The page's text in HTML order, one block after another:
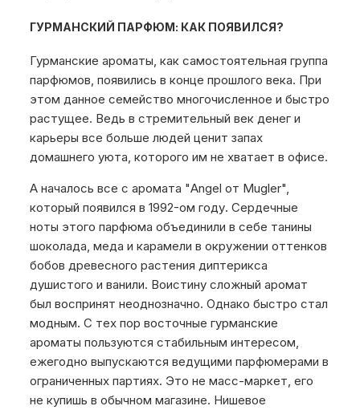
ГУРМАНСКИЙ ПАРФЮМ: КАК ПОЯВИЛСЯ?
Гурманские ароматы, как самостоятельная группа
парфюмов, появились в конце прошлого века. При
этом данное семейство многочисленное и быстро
растущее. Ведь в стремительный век денег и
карьеры все больше людей ценит запах
домашнего уюта, которого им не хватает в офисе.
А началось все с аромата "Angel от Mugler",
который появился в 1992-ом году. Сердечные
ноты этого парфюма объединили в себе танины
шоколада, меда и карамели в окружении оттенков
бобов древесного растения диптерикса
душистого и ванили. Воистину сложный аромат
был воспринят неоднозначно. Однако быстро стал
модным. С тех пор восточные гурманские
ароматы пользуются стабильным интересом,
ежегодно выпускаются ведущими парфюмерами в
ограниченных партиях. Это не масс-маркет, его
не купишь в обычном магазине. Нишевое